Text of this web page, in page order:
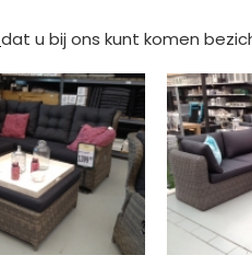
dat u bij ons kunt komen